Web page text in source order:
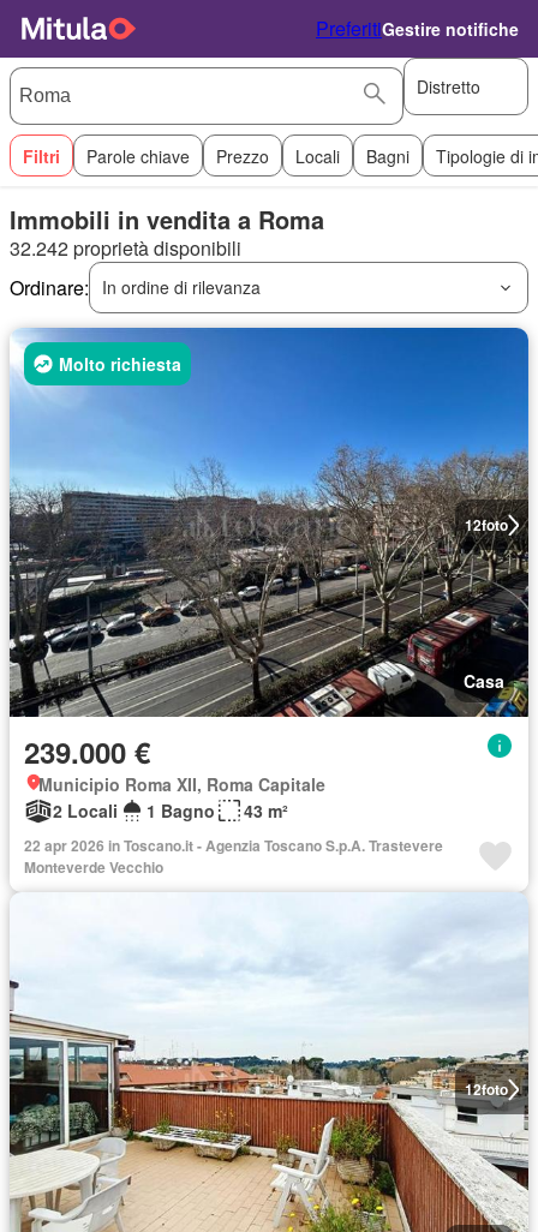
PreferitiGestire notifiche
Distretto
Filtri Parole chiave Prezzo Locali Bagni Tipologie di
Immobili in vendita a Roma
32.242 proprietà disponibili
Ordinare:
In ordine di rilevanza
12foto
Molto richiesta
Casa
239.000 €
Municipio Roma XII, Roma Capitale
2 Locali
1 Bagno 43 m²
22 apr 2026 in Toscano.it - Agenzia Toscano S.p.A. Trastevere
Monteverde Vecchio
12foto